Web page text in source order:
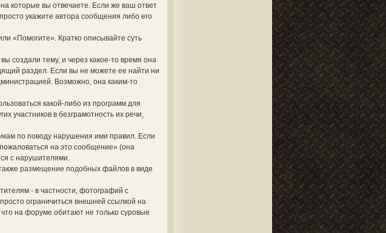
которые вы отвечаете. Если же ваш ответ
укажите автора сообщения либо его
«Помогите». Кратко описывайте суть
создали тему, и через какое-то время она
раздел. Если вы не можете ее найти ни
Возможно, она каким-то
какой-либо из программ для
участников в безграмотность их речи,
по поводу нарушения ими правил. Если
на это сообщение» (она
с нарушителями.
размещение подобных файлов в виде
- в частности, фотографий с
ограничиться внешней ссылкой на
на форуме обитают не только суровые